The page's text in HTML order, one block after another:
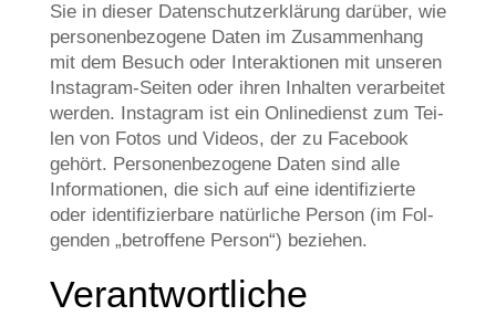
Sie in die­ser Daten­schutz­er­klä­rung dar­über, wie
per­so­nen­be­zo­ge­ne Daten im Zusam­men­hang
mit dem Besuch oder Inter­ak­tio­nen mit unse­ren
Insta­gram-Sei­ten oder ihren Inhal­ten ver­ar­bei­tet
wer­den. Insta­gram ist ein Online­dienst zum Tei­
len von Fotos und Vide­os, der zu Face­book
gehört. Per­so­nen­be­zo­ge­ne Daten sind alle
Infor­ma­tio­nen, die sich auf eine iden­ti­fi­zier­te
oder iden­ti­fi­zier­ba­re natür­li­che Per­son (im Fol­
gen­den „betrof­fe­ne Per­son“) beziehen.
Ver­ant­wort­li­che